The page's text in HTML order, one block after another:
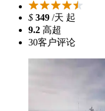
$ 349 /天 起
9.2 高超
30客户评论